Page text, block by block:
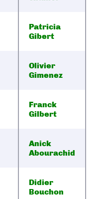
Patricia
Gibert
Olivier
Gimenez
Franck
Gilbert
Anick
Abourachid
Didier
Bouchon